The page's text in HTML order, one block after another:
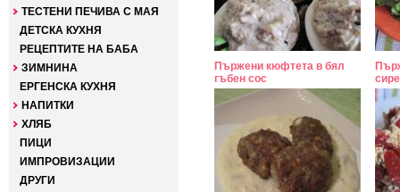
ТЕСТЕНИ ПЕЧИВА С МАЯ
ДЕТСКА КУХНЯ
РЕЦЕПТИТЕ НА БАБА
ЗИМНИНА
ЕРГЕНСКА КУХНЯ
НАПИТКИ
ХЛЯБ
ПИЦИ
ИМПРОВИЗАЦИИ
ДРУГИ
Пържени кюфтета в бял
гъбен сос